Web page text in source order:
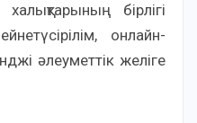
бірлігі
онлайн-
әлеуметтік желіге